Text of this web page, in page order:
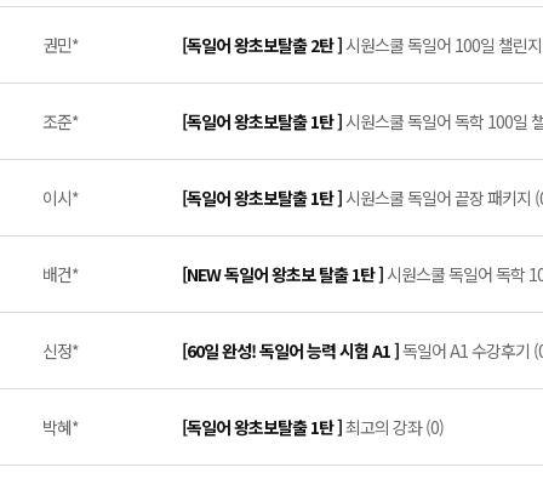
권민* [독일어 왕초보탈출 2탄 ]시원스쿨 독일어 100일 챌린
조준* [독일어 왕초보탈출 1탄 ]시원스쿨 독일어 독학 100일
이시* [독일어 왕초보탈출 1탄 ]시원스쿨 독일어 끝장 패키지
배건* [NEW 독일어 왕초보 탈출 1탄 ]시원스쿨 독일어 독학
신정* [60일 완성! 독일어 능력 시험 A1 ]독일어 A1 수강후기
박혜* [독일어 왕초보탈출 1탄 ]최고의 강좌 (0)